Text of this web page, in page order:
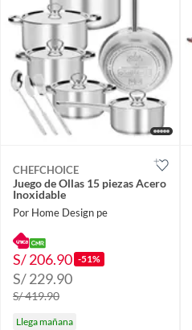
CHEFCHOICE
Juego de Ollas 15 piezas Acero
Inoxidable
Por Home Design pe
S/ 206.90 -51%
S/ 229.90
S/ 419.90
Llega mañana